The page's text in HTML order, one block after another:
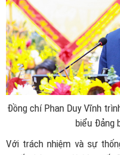
Đồng chí Phan Duy Vĩnh
biểu Đảng
Với trách nhiệm và sự